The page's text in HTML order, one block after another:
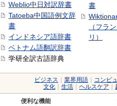
Weblio中日対訳辞書
Tatoeba中国語例文辞
書
インドネシア語辞書
ベトナム語翻訳辞書
学研全訳古語辞典
書
（フラ
リ）
ビジネス 業界用語 コンピ
文化
生活 ヘルスケア
便利な機能